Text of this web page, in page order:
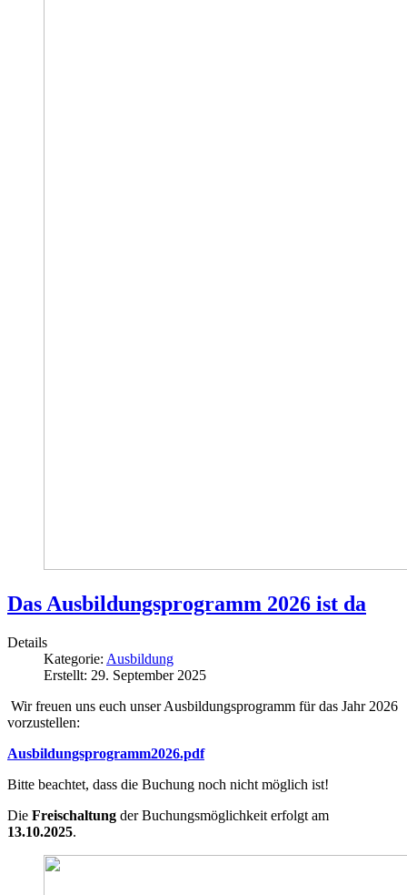
Das Ausbildungsprogramm 2026 ist da
Details
Kategorie: Ausbildung
Erstellt: 29. September 2025
Wir freuen uns euch unser Ausbildungsprogramm für das Jahr 2026
vorzustellen:
Ausbildungsprogramm2026.pdf
Bitte beachtet, dass die Buchung noch nicht möglich ist!
Die Freischaltung der Buchungsmöglichkeit erfolgt am
13.10.2025.